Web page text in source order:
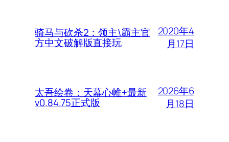
骑马与砍杀2：领主\霸主官
方中文破解版直接玩
2020年4
月17日
太吾绘卷：天幕心帷+最新
v0.84.75正式版
2026年6
月18日